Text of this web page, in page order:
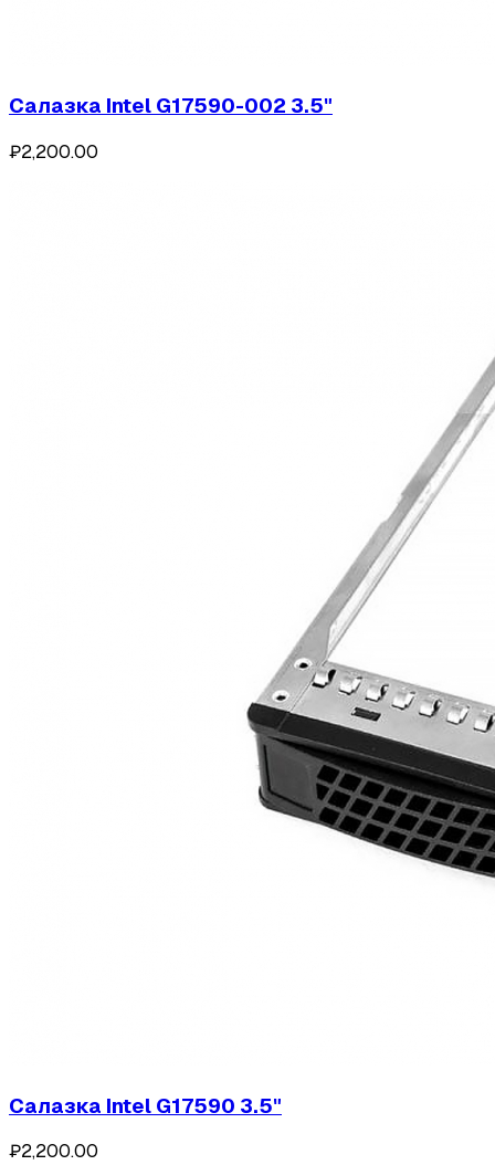
Салазка Intel G17590-002 3.5"
₽2,200.00
Салазка Intel G17590 3.5"
₽2,200.00